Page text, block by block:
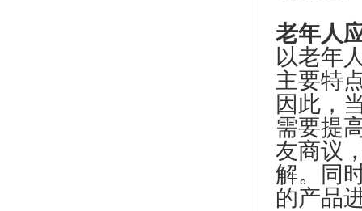
老年人
以老年
主要特
因此，
需要提
友商议
解。同
的产品